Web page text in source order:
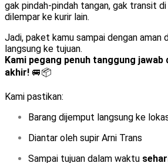
gak pindah-pindah tangan, gak transit di
dilempar ke kurir lain.
Jadi, paket kamu sampai dengan aman
langsung ke tujuan.
Kami pegang penuh tanggung jawab
akhir! 🚐📦
Kami pastikan:
Barang dijemput langsung ke
Diantar oleh supir Arni Trans
Sampai tujuan dalam waktu